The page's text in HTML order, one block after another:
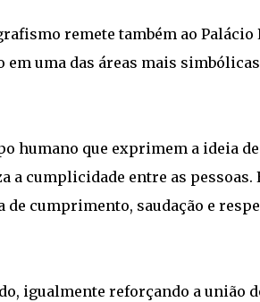
remete também ao Palácio
uma das áreas mais simbólicas
humano que exprimem a ideia
a cumplicidade entre as
cumprimento, saudação e
igualmente reforçando a união